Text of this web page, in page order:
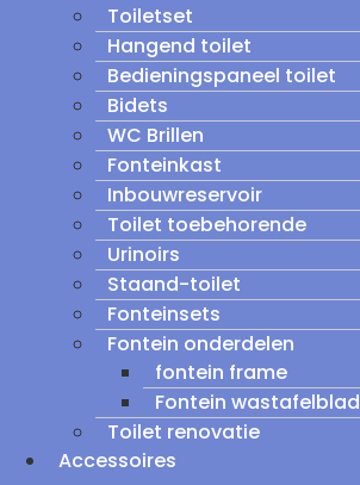
Toiletset
Hangend toilet
Bedieningspaneel toilet
Bidets
WC Brillen
Fonteinkast
Inbouwreservoir
Toilet toebehorende
Urinoirs
Staand-toilet
Fonteinsets
Fontein onderdelen
fontein frame
Fontein wastafelblad
Toilet renovatie
Accessoires